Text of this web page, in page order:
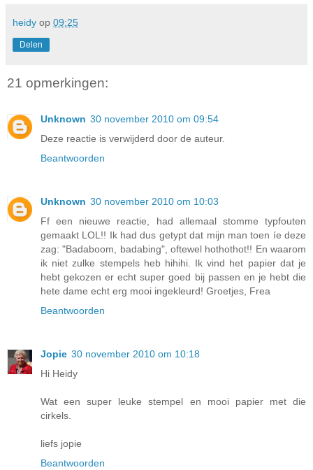
heidy op 09:25
Delen
21 opmerkingen:
Unknown 30 november 2010 om 09:54
Deze reactie is verwijderd door de auteur.
Beantwoorden
Unknown 30 november 2010 om 10:03
Ff een nieuwe reactie, had allemaal stomme typfouten
gemaakt LOL!! Ik had dus getypt dat mijn man toen íe deze
zag: "Badaboom, badabing", oftewel hothothot!! En waarom
ik niet zulke stempels heb hihihi. Ik vind het papier dat je
hebt gekozen er echt super goed bij passen en je hebt die
hete dame echt erg mooi ingekleurd! Groetjes, Frea
Beantwoorden
Jopie 30 november 2010 om 10:18
Hi Heidy
Wat een super leuke stempel en mooi papier met die
cirkels.
liefs jopie
Beantwoorden